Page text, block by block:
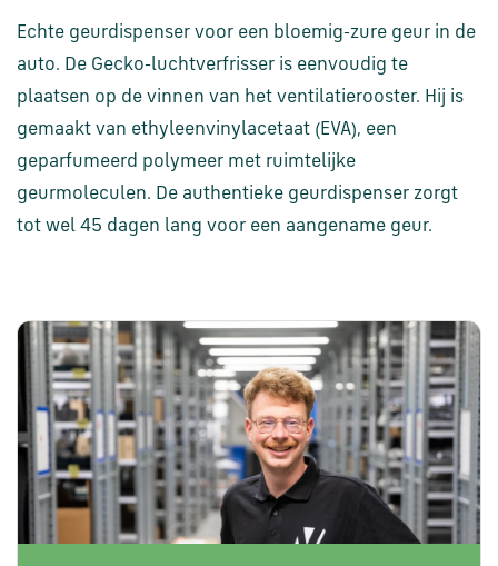
Bestellen
betalen
Levering
en
verzending
Klantenservice
Echte geurdispenser voor een bloemig-zure geur in de
auto. De Gecko-luchtverfrisser is eenvoudig te
plaatsen op de vinnen van het ventilatierooster. Hij is
gemaakt van ethyleenvinylacetaat (EVA), een
geparfumeerd polymeer met ruimtelijke
geurmoleculen. De authentieke geurdispenser zorgt
tot wel 45 dagen lang voor een aangename geur.